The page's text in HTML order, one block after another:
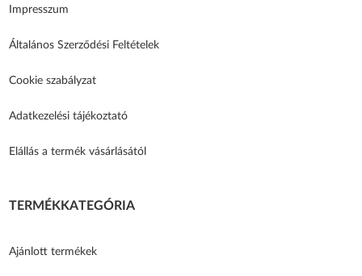
Impresszum
Általános Szerződési Feltételek
Cookie szabályzat
Adatkezelési tájékoztató
Elállás a termék vásárlásától
TERMÉKKATEGÓRIA
Ajánlott termékek